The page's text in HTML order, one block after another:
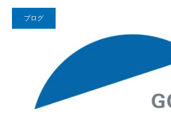
ブログ